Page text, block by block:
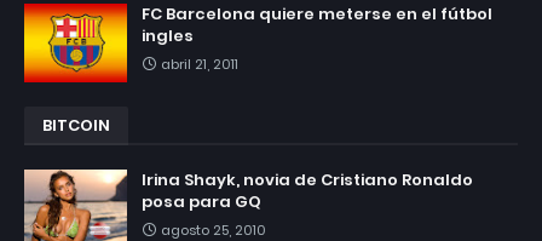
FC Barcelona quiere meterse en el fútbol
ingles
abril 21, 2011
BITCOIN
Irina Shayk, novia de Cristiano Ronaldo
posa para GQ
agosto 25, 2010